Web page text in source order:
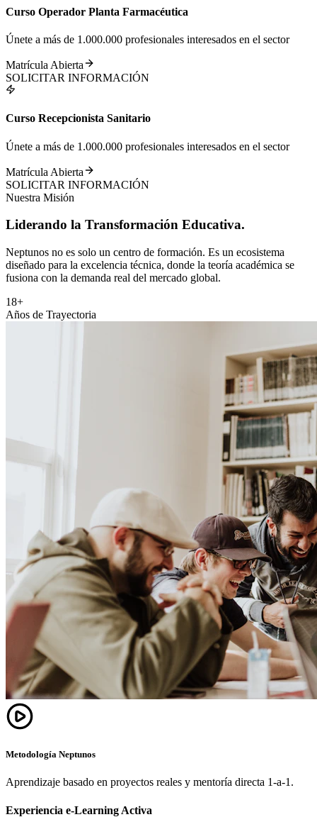
Curso Operador Planta Farmacéutica
Únete a más de 1.000.000 profesionales interesados en el sector
Matrícula Abierta
SOLICITAR INFORMACIÓN
Curso Recepcionista Sanitario
Únete a más de 1.000.000 profesionales interesados en el sector
Matrícula Abierta
SOLICITAR INFORMACIÓN
Nuestra Misión
Liderando la Transformación Educativa.
Neptunos no es solo un centro de formación. Es un ecosistema
diseñado para la excelencia técnica, donde la teoría académica se
fusiona con la demanda real del mercado global.
18+
Años de Trayectoria
Metodología Neptunos
Aprendizaje basado en proyectos reales y mentoría directa 1-a-1.
Experiencia e-Learning Activa